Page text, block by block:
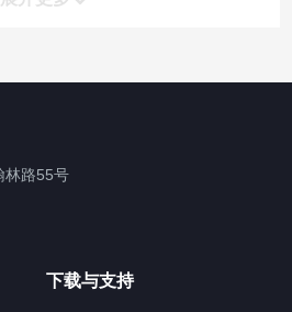
林路55号
下载与支持